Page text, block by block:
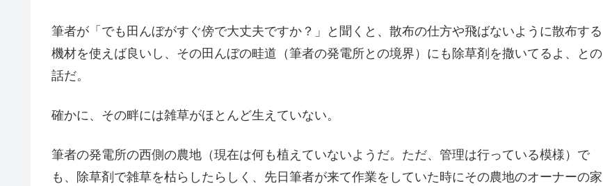
筆者が「でも田んぼがすぐ傍で大丈夫ですか？」と聞くと、散布の仕方や飛ばないように散布する
機材を使えば良いし、その田んぼの畦道（筆者の発電所との境界）にも除草剤を撒いてるよ、との
話だ。
確かに、その畔には雑草がほとんど生えていない。
筆者の発電所の西側の農地（現在は何も植えていないようだ。ただ、管理は行っている模様）で
も、除草剤で雑草を枯らしたらしく、先日筆者が来て作業をしていた時にその農地のオーナーの家